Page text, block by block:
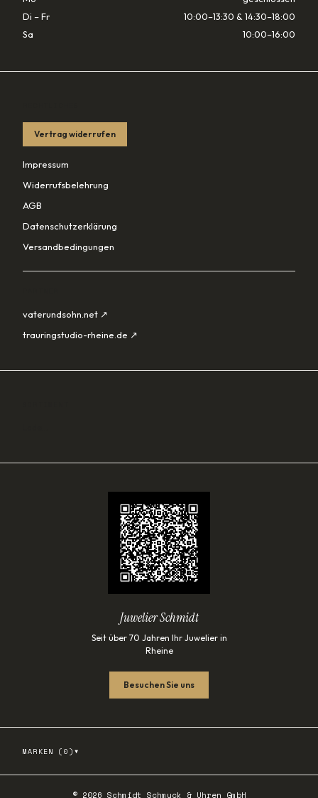
Di – Fr
10:00–13:30 & 14:30–18:00
Sa
10:00–16:00
Vertrag widerrufen
Impressum
Widerrufsbelehrung
AGB
Datenschutzerklärung
Versandbedingungen
vaterundsohn.net ↗
trauringstudio-rheine.de ↗
Juwelier Schmidt
Seit über 70 Jahren Ihr Juwelier in
Rheine
Besuchen Sie uns
MARKEN ( 0 ) ▾
© 2026 Schmidt Schmuck & Uhren GmbH